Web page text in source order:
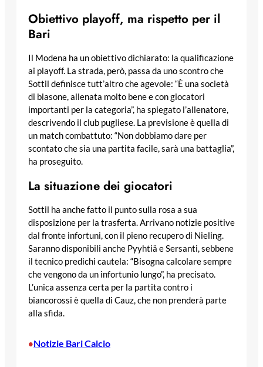
Obiettivo playoff, ma rispetto per il
Bari
Il Modena ha un obiettivo dichiarato: la qualificazione
ai playoff. La strada, però, passa da uno scontro che
Sottil definisce tutt’altro che agevole: “È una società
di blasone, allenata molto bene e con giocatori
importanti per la categoria”, ha spiegato l’allenatore,
descrivendo il club pugliese. La previsione è quella di
un match combattuto: “Non dobbiamo dare per
scontato che sia una partita facile, sarà una battaglia”,
ha proseguito.
La situazione dei giocatori
Sottil ha anche fatto il punto sulla rosa a sua
disposizione per la trasferta. Arrivano notizie positive
dal fronte infortuni, con il pieno recupero di Nieling.
Saranno disponibili anche Pyyhtiä e Sersanti, sebbene
il tecnico predichi cautela: “Bisogna calcolare sempre
che vengono da un infortunio lungo”, ha precisato.
L’unica assenza certa per la partita contro i
biancorossi è quella di Cauz, che non prenderà parte
alla sfida.
•Notizie Bari Calcio